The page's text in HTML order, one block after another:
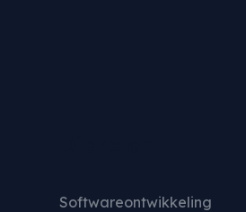
Softwareontwikkeling